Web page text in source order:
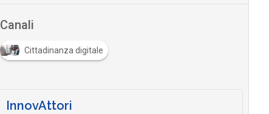
Canali
Cittadinanza digitale
InnovAttori